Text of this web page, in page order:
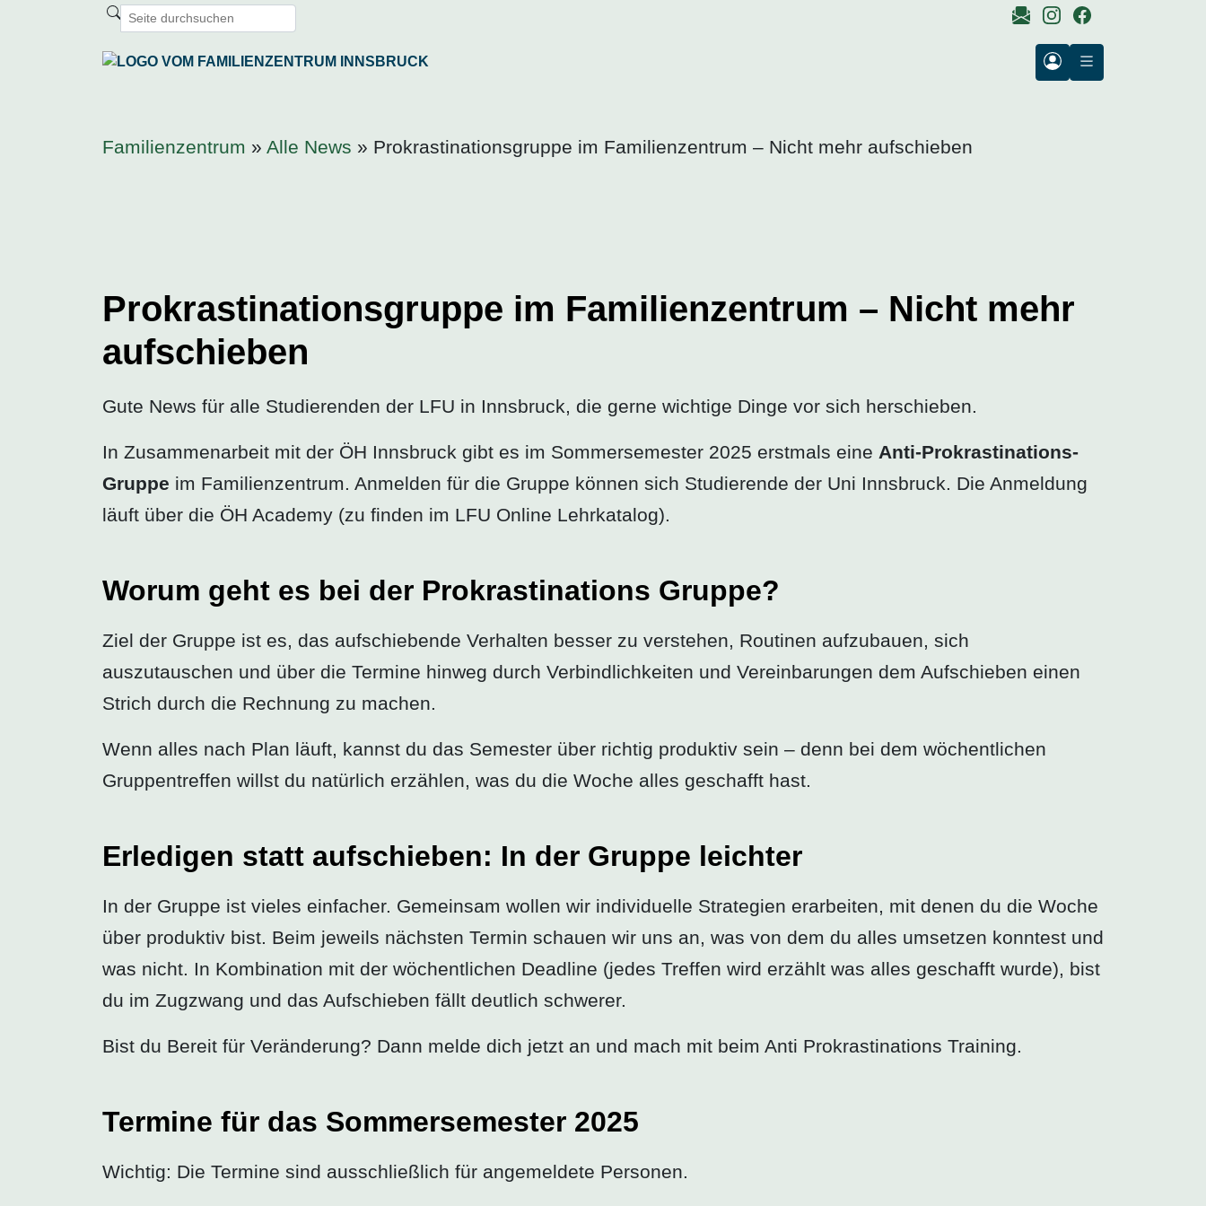
Familienzentrum » Alle News » Prokrastinationsgruppe im Familienzentrum – Nicht mehr aufschieben
Prokrastinationsgruppe im Familienzentrum – Nicht mehr
aufschieben
Gute News für alle Studierenden der LFU in Innsbruck, die gerne wichtige Dinge vor sich herschieben.
In Zusammenarbeit mit der ÖH Innsbruck gibt es im Sommersemester 2025 erstmals eine Anti-Prokrastinations-
Gruppe im Familienzentrum. Anmelden für die Gruppe können sich Studierende der Uni Innsbruck. Die Anmeldung
läuft über die ÖH Academy (zu finden im LFU Online Lehrkatalog).
Worum geht es bei der Prokrastinations Gruppe?
Ziel der Gruppe ist es, das aufschiebende Verhalten besser zu verstehen, Routinen aufzubauen, sich
auszutauschen und über die Termine hinweg durch Verbindlichkeiten und Vereinbarungen dem Aufschieben einen
Strich durch die Rechnung zu machen.
Wenn alles nach Plan läuft, kannst du das Semester über richtig produktiv sein – denn bei dem wöchentlichen
Gruppentreffen willst du natürlich erzählen, was du die Woche alles geschafft hast.
Erledigen statt aufschieben: In der Gruppe leichter
In der Gruppe ist vieles einfacher. Gemeinsam wollen wir individuelle Strategien erarbeiten, mit denen du die Woche
über produktiv bist. Beim jeweils nächsten Termin schauen wir uns an, was von dem du alles umsetzen konntest und
was nicht. In Kombination mit der wöchentlichen Deadline (jedes Treffen wird erzählt was alles geschafft wurde), bist
du im Zugzwang und das Aufschieben fällt deutlich schwerer.
Bist du Bereit für Veränderung? Dann melde dich jetzt an und mach mit beim Anti Prokrastinations Training.
Termine für das Sommersemester 2025
Wichtig: Die Termine sind ausschließlich für angemeldete Personen.